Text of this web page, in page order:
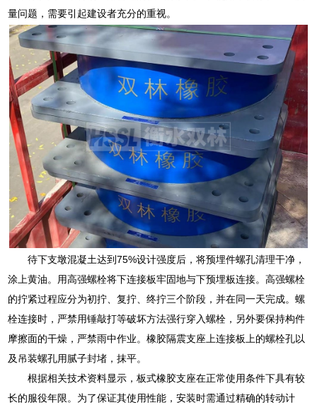
量问题，需要引起建设者充分的重视。
待下支墩混凝土达到75%设计强度后，将预埋件螺孔清理干净，
涂上黄油。用高强螺栓将下连接板牢固地与下预埋板连接。高强螺栓
的拧紧过程应分为初拧、复拧、终拧三个阶段，并在同一天完成。螺
栓连接时，严禁用锤敲打等破坏方法强行穿入螺栓，另外要保持构件
摩擦面的干燥，严禁雨中作业。橡胶隔震支座上连接板上的螺栓孔以
及吊装螺孔用腻子封堵，抹平。
根据相关技术资料显示，板式橡胶支座在正常使用条件下具有较
长的服役年限。为了保证其使用性能，安装时需通过精确的转动计